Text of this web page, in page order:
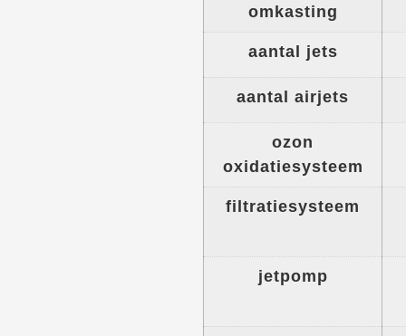
omkasting
aantal jets
aantal airjets
ozon
oxidatiesysteem
filtratiesysteem
jetpomp